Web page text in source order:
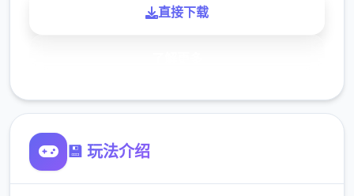
直接下载
💾 玩法介绍